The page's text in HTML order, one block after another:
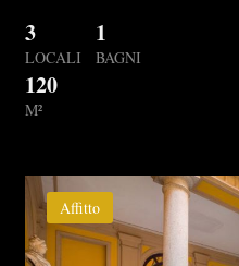
3
LOCALI
1
BAGNI
120
M²
Affitto